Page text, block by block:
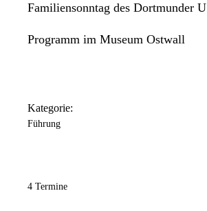
Familiensonntag des Dortmunder U
Programm im Museum Ostwall
Kategorie:
Führung
4 Termine